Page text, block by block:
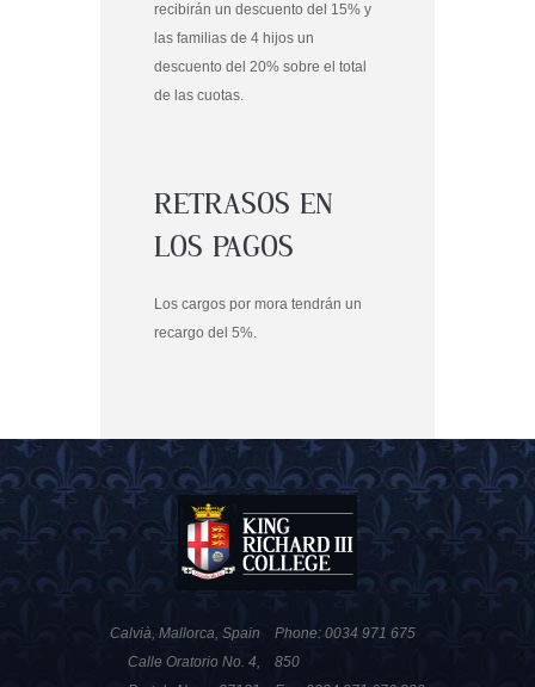
recibirán un descuento del 15% y
las familias de 4 hijos un
descuento del 20% sobre el total
de las cuotas.
RETRASOS EN
LOS PAGOS
Los cargos por mora tendrán un
recargo del 5%.
Phone: 0034 971 675
850
Calvià, Mallorca, Spain
Calle Oratorio No. 4,